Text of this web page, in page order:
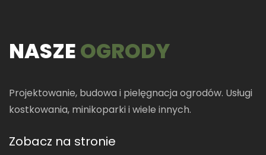
NASZEOGRODY
Projektowanie, budowa i pielęgnacja ogrodów. Usługi
kostkowania, minikoparki i wiele innych.
Zobacz na stronie